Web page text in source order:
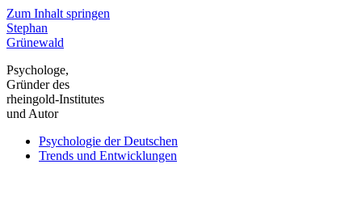
Zum Inhalt springen
Stephan
Grünewald
Psychologe,
Gründer des
rheingold-Institutes
und Autor
Psychologie der Deutschen
Trends und Entwicklungen